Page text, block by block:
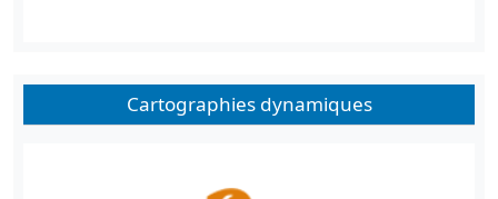
Cartographies dynamiques